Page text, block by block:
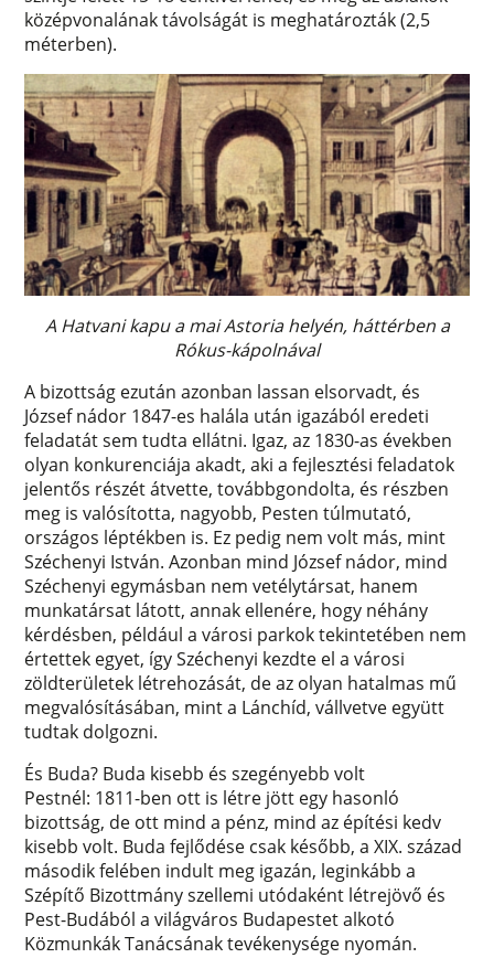
középvonalának távolságát is meghatározták (2,5
méterben).
A Hatvani kapu a mai Astoria helyén, háttérben a
Rókus-kápolnával
A bizottság ezután azonban lassan elsorvadt, és
József nádor 1847-es halála után igazából eredeti
feladatát sem tudta ellátni. Igaz, az 1830-as években
olyan konkurenciája akadt, aki a fejlesztési feladatok
jelentős részét átvette, továbbgondolta, és részben
meg is valósította, nagyobb, Pesten túlmutató,
országos léptékben is. Ez pedig nem volt más, mint
Széchenyi István. Azonban mind József nádor, mind
Széchenyi egymásban nem vetélytársat, hanem
munkatársat látott, annak ellenére, hogy néhány
kérdésben, például a városi parkok tekintetében nem
értettek egyet, így Széchenyi kezdte el a városi
zöldterületek létrehozását, de az olyan hatalmas mű
megvalósításában, mint a Lánchíd, vállvetve együtt
tudtak dolgozni.
És Buda? Buda kisebb és szegényebb volt
Pestnél: 1811-ben ott is létre jött egy hasonló
bizottság, de ott mind a pénz, mind az építési kedv
kisebb volt. Buda fejlődése csak később, a XIX. század
második felében indult meg igazán, leginkább a
Szépítő Bizottmány szellemi utódaként létrejövő és
Pest-Budából a világváros Budapestet alkotó
Közmunkák Tanácsának tevékenysége nyomán.